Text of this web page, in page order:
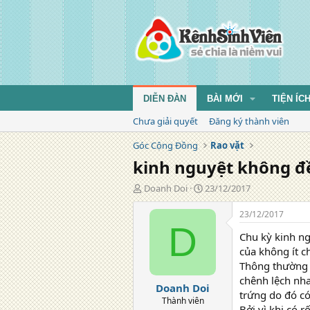
DIỄN ĐÀN BÀI MỚI TIỆN
Chưa giải quyết
Đăng ký thành viên
Góc Cộng Đồng
Rao vặt
kinh nguyệt không
T
á
Doanh Doi
N
g
à
g
23/12/2017
D
Doanh Doi
Thành viên
23/12/2017
Chu kỳ kinh
của không ít
Thông thường
chênh lệch
trứng do đó